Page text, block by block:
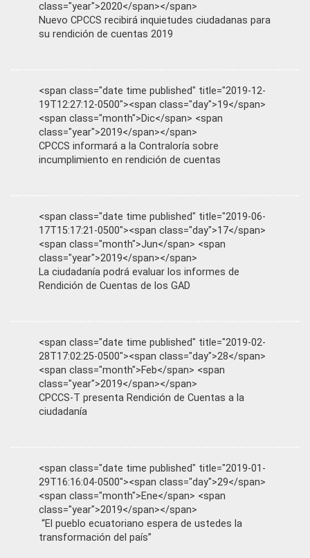
class="year">2020</span></span>
Nuevo CPCCS recibirá inquietudes ciudadanas para
su rendición de cuentas 2019
<span class="date time published" title="2019-12-
19T12:27:12-0500"><span class="day">19</span>
<span class="month">Dic</span> <span
class="year">2019</span></span>
CPCCS informará a la Contraloría sobre
incumplimiento en rendición de cuentas
<span class="date time published" title="2019-06-
17T15:17:21-0500"><span class="day">17</span>
<span class="month">Jun</span> <span
class="year">2019</span></span>
La ciudadanía podrá evaluar los informes de
Rendición de Cuentas de los GAD
<span class="date time published" title="2019-02-
28T17:02:25-0500"><span class="day">28</span>
<span class="month">Feb</span> <span
class="year">2019</span></span>
CPCCS-T presenta Rendición de Cuentas a la
ciudadanía
<span class="date time published" title="2019-01-
29T16:16:04-0500"><span class="day">29</span>
<span class="month">Ene</span> <span
class="year">2019</span></span>
“El pueblo ecuatoriano espera de ustedes la
transformación del país”